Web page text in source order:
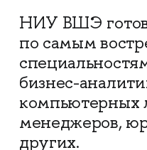
НИУ ВШЭ
по самым
бизнес-
компьютерных
менеджеров,
других.